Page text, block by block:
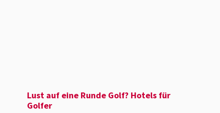
Lust auf eine Runde Golf? Hotels für
Golfer